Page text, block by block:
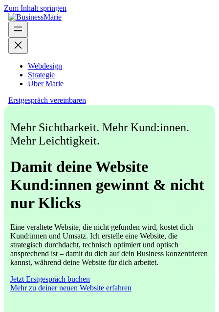
Zum Inhalt springen
Webdesign
Strategie
Über Marie
Erstgespräch vereinbaren
Mehr Sichtbarkeit. Mehr Kund:innen.
Mehr Leichtigkeit.
Damit deine Website
Kund:innen gewinnt & nicht
nur Klicks
Eine veraltete Website, die nicht gefunden wird, kostet dich
Kund:innen und Umsatz. Ich erstelle eine Website, die
strategisch durchdacht, technisch optimiert und optisch
ansprechend ist – damit du dich auf dein Business konzentrieren
kannst, während deine Website für dich arbeitet.
Jetzt Erstgespräch buchen
Mehr zu deiner neuen Website erfahren